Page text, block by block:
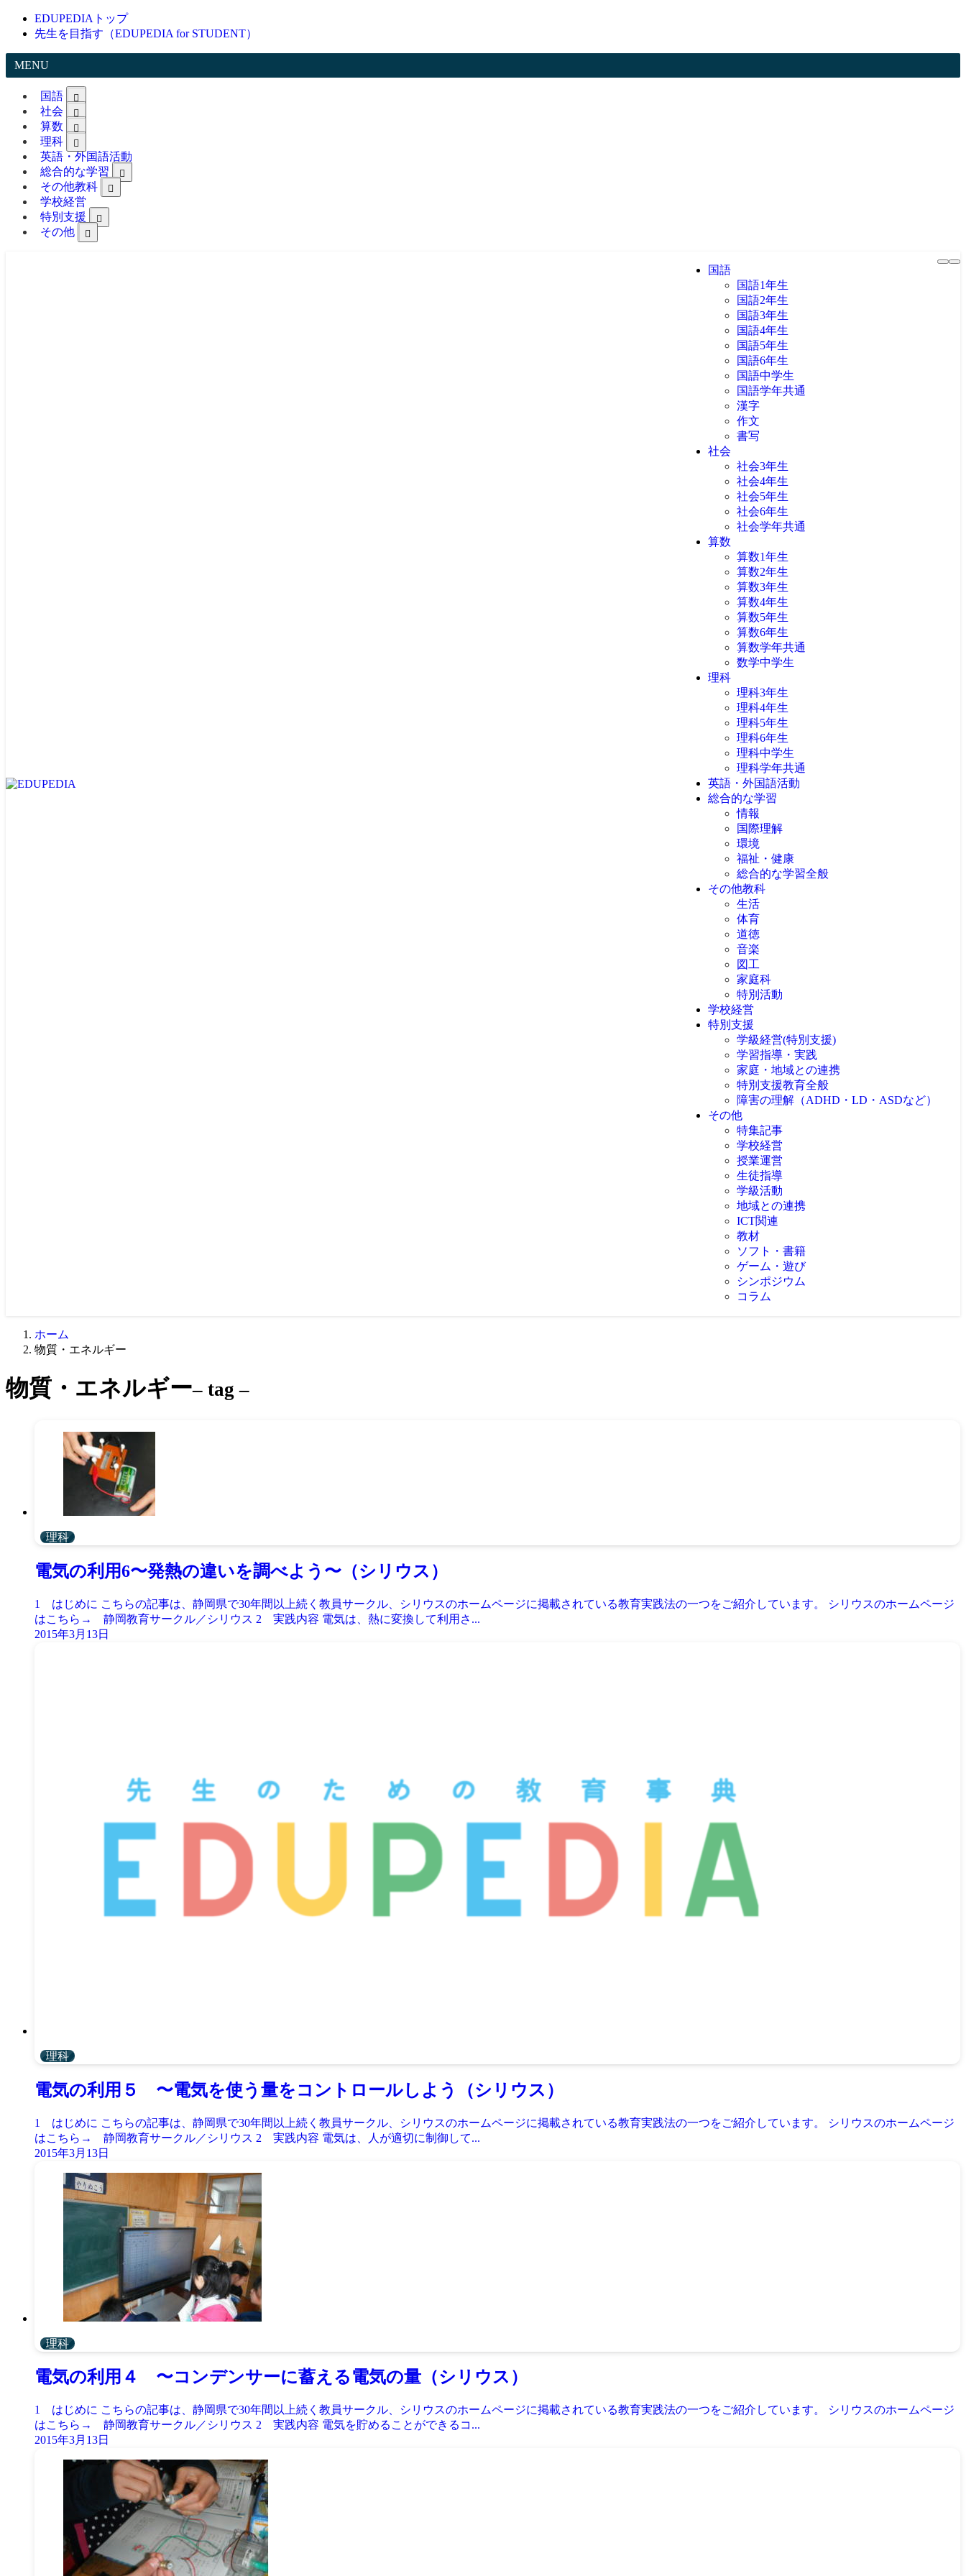
EDUPEDIAトップ
先生を目指す（EDUPEDIA for STUDENT）
MENU
国語
社会
算数
理科
英語・外国語活動
総合的な学習
その他教科
学校経営
特別支援
その他
国語
国語1年生
国語2年生
国語3年生
国語4年生
国語5年生
国語6年生
国語中学生
国語学年共通
漢字
作文
書写
社会
社会3年生
社会4年生
社会5年生
社会6年生
社会学年共通
算数
算数1年生
算数2年生
算数3年生
算数4年生
算数5年生
算数6年生
算数学年共通
数学中学生
理科
理科3年生
理科4年生
理科5年生
理科6年生
理科中学生
理科学年共通
英語・外国語活動
総合的な学習
情報
国際理解
環境
福祉・健康
総合的な学習全般
その他教科
生活
体育
道徳
音楽
図工
家庭科
特別活動
学校経営
特別支援
学級経営(特別支援)
学習指導・実践
家庭・地域との連携
特別支援教育全般
障害の理解（ADHD・LD・ASDなど）
その他
特集記事
学校経営
授業運営
生徒指導
学級活動
地域との連携
ICT関連
教材
ソフト・書籍
ゲーム・遊び
シンポジウム
コラム
ホーム
物質・エネルギー
物質・エネルギー– tag –
理科
電気の利用6〜発熱の違いを調べよう〜（シリウス）
1 はじめに こちらの記事は、静岡県で30年間以上続く教員サークル、シリウスのホームページに掲載されている教育実践法の一つをご紹介しています。 シリウスのホームページ
はこちら→ 静岡教育サークル／シリウス 2 実践内容 電気は、熱に変換して利用さ...
2015年3月13日
理科
電気の利用５ 〜電気を使う量をコントロールしよう（シリウス）
1 はじめに こちらの記事は、静岡県で30年間以上続く教員サークル、シリウスのホームページに掲載されている教育実践法の一つをご紹介しています。 シリウスのホームページ
はこちら→ 静岡教育サークル／シリウス 2 実践内容 電気は、人が適切に制御して...
2015年3月13日
理科
電気の利用４ 〜コンデンサーに蓄える電気の量（シリウス）
1 はじめに こちらの記事は、静岡県で30年間以上続く教員サークル、シリウスのホームページに掲載されている教育実践法の一つをご紹介しています。 シリウスのホームページ
はこちら→ 静岡教育サークル／シリウス 2 実践内容 電気を貯めることができるコ...
2015年3月13日